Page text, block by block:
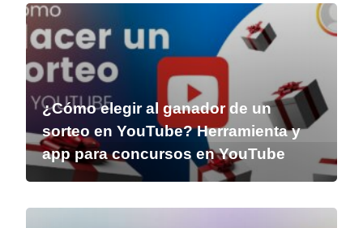
¿Cómo elegir al ganador de un
sorteo en YouTube? Herramienta y
app para concursos en YouTube